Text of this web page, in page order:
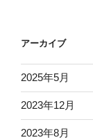
アーカイブ
2025年5月
2023年12月
2023年8月